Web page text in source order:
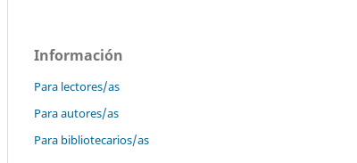
Información
Para lectores/as
Para autores/as
Para bibliotecarios/as